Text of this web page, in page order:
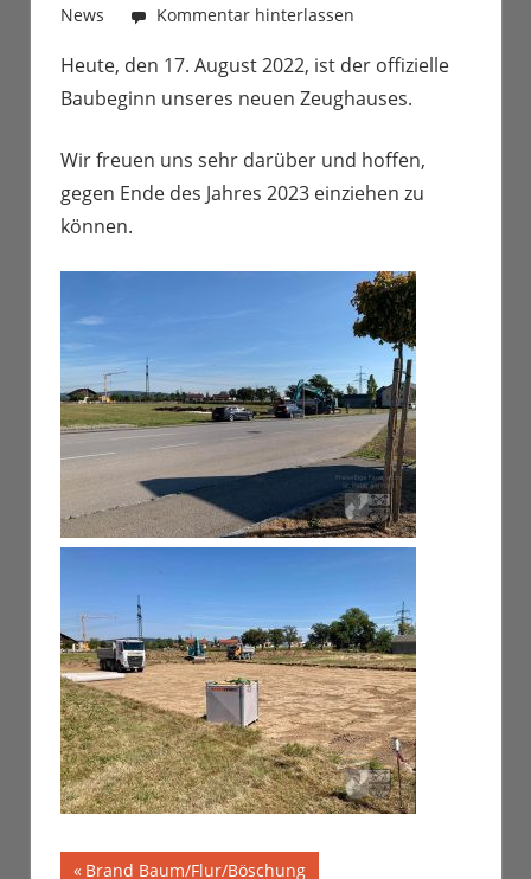
News
Kommentar hinterlassen
Heute, den 17. August 2022, ist der offizielle
Baubeginn unseres neuen Zeughauses.
Wir freuen uns sehr darüber und hoffen,
gegen Ende des Jahres 2023 einziehen zu
können.
Vorheriger
Brand Baum/Flur/Böschung